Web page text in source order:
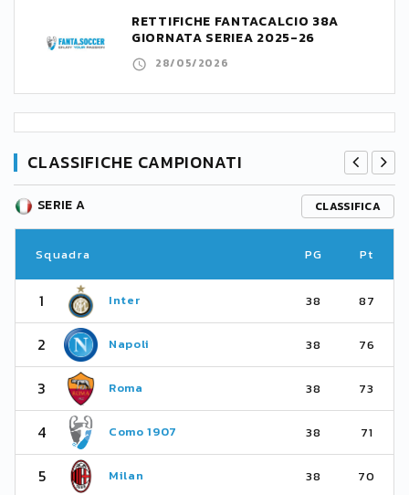
RETTIFICHE FANTACALCIO 38A
GIORNATA SERIEA 2025-26
28/05/2026
CLASSIFICHE CAMPIONATI
SERIE A CLASSIFICA
Squadra PG Pt
1 Inter 38 87
2 Napoli 38 76
3 Roma 38 73
4 Como 1907 38 71
5 Milan 38 70